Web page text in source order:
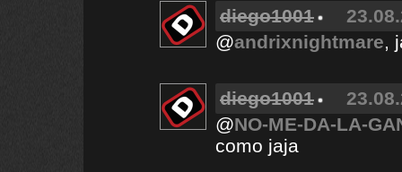
diego1001
@andrixnightmare,
diego1001
@NO-ME-DA-LA-
como jaja